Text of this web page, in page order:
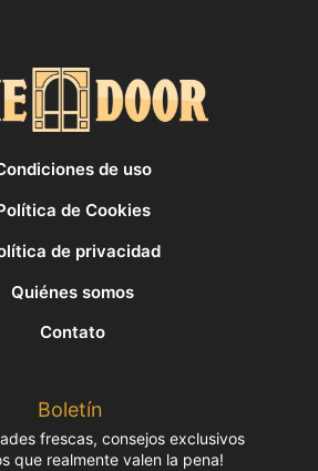
de uso
de Cookies
de privacidad
Quiénes somos
Contato
Boletín
frescas, consejos exclusivos
que realmente valen la pena!